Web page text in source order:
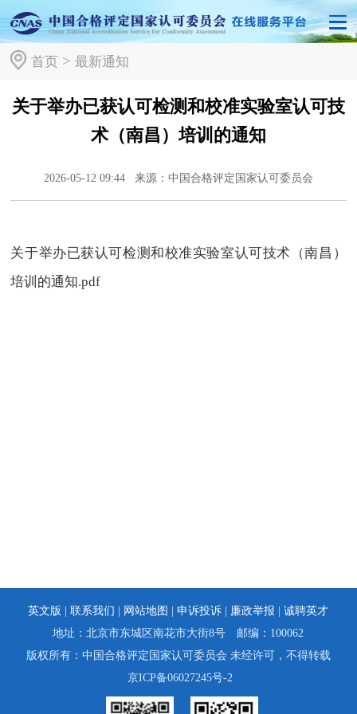
首页> 最新通知
关于举办已获认可检测和校准实验室认可技
术（南昌）培训的通知
2026-05-12 09:44 来源：中国合格评定国家认可委员会
关于举办已获认可检测和校准实验室认可技术（南昌）
培训的通知.pdf
英文版 | 联系我们 | 网站地图 |申诉投诉 | 廉政举报 |诚聘英才
地址：北京市东城区南花市大街8号 邮编：100062
版权所有：中国合格评定国家认可委员会 未经许可，不得转载
京ICP备06027245号-2